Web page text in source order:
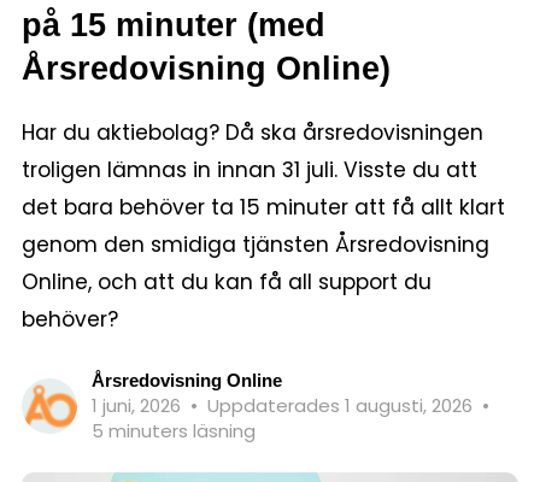
på 15 minuter (med
Årsredovisning Online)
Har du aktiebolag? Då ska årsredovisningen
troligen lämnas in innan 31 juli. Visste du att
det bara behöver ta 15 minuter att få allt klart
genom den smidiga tjänsten Årsredovisning
Online, och att du kan få all support du
behöver?
Årsredovisning Online
1 juni, 2026 • Uppdaterades 1 augusti, 2026 •
5 minuters läsning